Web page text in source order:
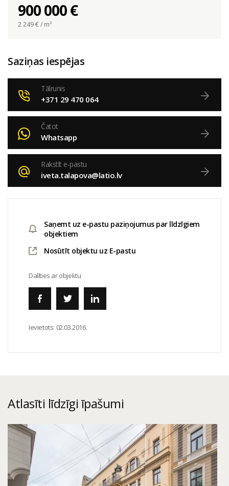
900 000 €
2 249€ / m²
Saziņas iespējas
Tālrunis
+371 29 470 064
Čatot
Whatsapp
Rakstīt e-pastu
iveta.talapova@latio.lv
Saņemt uz e-pastu paziņojumus par līdzīgiem
objektiem
Nosūtīt objektu uz E-pastu
Dalīties ar objektu
Ievietots: 02.03.2016.
Atlasīti līdzīgi īpašumi